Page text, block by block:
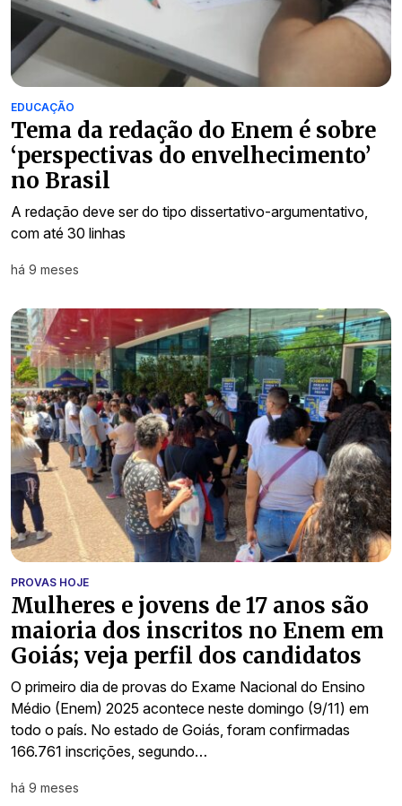
EDUCAÇÃO
Tema da redação do Enem é sobre
‘perspectivas do envelhecimento’
no Brasil
A redação deve ser do tipo dissertativo-argumentativo,
com até 30 linhas
há 9 meses
PROVAS HOJE
Mulheres e jovens de 17 anos são
maioria dos inscritos no Enem em
Goiás; veja perfil dos candidatos
O primeiro dia de provas do Exame Nacional do Ensino
Médio (Enem) 2025 acontece neste domingo (9/11) em
todo o país. No estado de Goiás, foram confirmadas
166.761 inscrições, segundo…
há 9 meses